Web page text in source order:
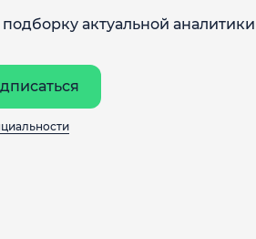
актуальной